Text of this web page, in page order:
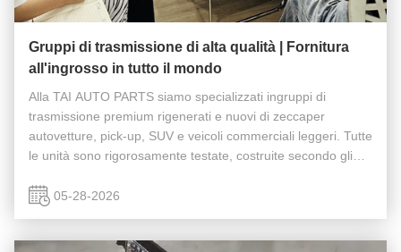
Gruppi di trasmissione di alta qualità | Fornitura
all'ingrosso in tutto il mondo
Alla TAI AUTO PARTS siamo specializzati ingruppi di
trasmissione premium rigenerati e nuovi di zeccaper
autovetture, pick-up, SUV e veicoli commerciali leggeri. Tutte
le unità sono rigorosamente testate, costruite secondo gli
tua tranquillità. ...
05-28-2026